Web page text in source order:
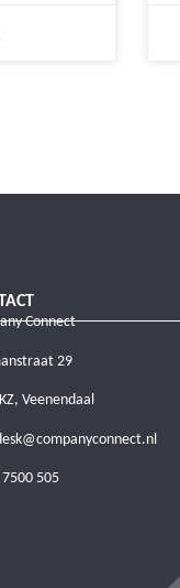
Connect
29
Veenendaal
505